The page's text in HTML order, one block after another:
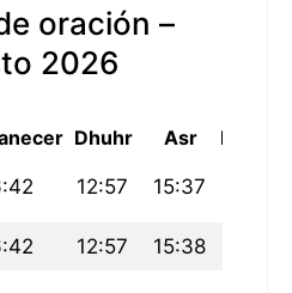
oración –
2026
Dhuhr Asr
12:57 15:37
12:57 15:38